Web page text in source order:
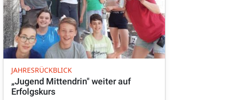
JAHRESRÜCKBLICK
„Jugend Mittendrin" weiter auf
Erfolgskurs